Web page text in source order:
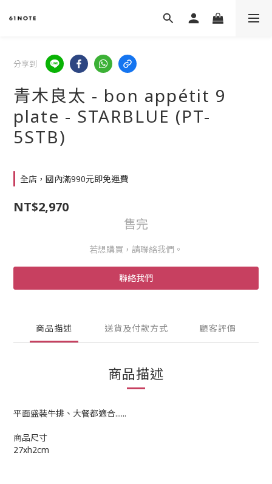
分享到
青木良太 - bon appétit 9
plate - STARBLUE (PT-
5STB)
全店，國內滿990元即免運費
NT$2,970
售完
若想購買，請聯絡我們。
聯絡我們
商品描述 送貨及付款方式 顧客評價
商品描述
平面盛裝牛排、大餐都適合......
商品尺寸
27xh2cm